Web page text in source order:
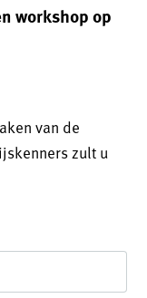
workshop op
van de
zult u